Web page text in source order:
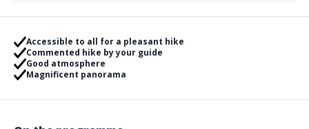
Accessible to all for a pleasant hike
Commented hike by your guide
Good atmosphere
Magnificent panorama